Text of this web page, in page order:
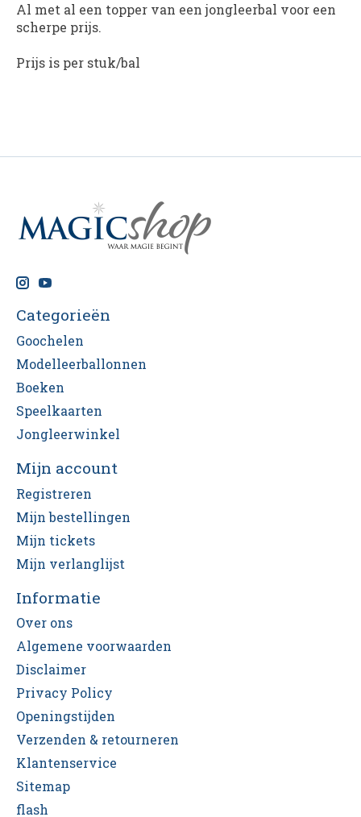
Al met al een topper van een jongleerbal voor een
scherpe prijs.
Prijs is per stuk/bal
Categorieën
Goochelen
Modelleerballonnen
Boeken
Speelkaarten
Jongleerwinkel
Mijn account
Registreren
Mijn bestellingen
Mijn tickets
Mijn verlanglijst
Informatie
Over ons
Algemene voorwaarden
Disclaimer
Privacy Policy
Openingstijden
Verzenden & retourneren
Klantenservice
Sitemap
flash